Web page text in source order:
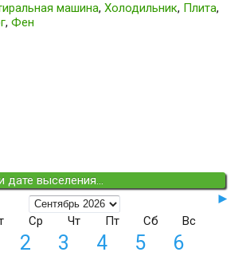
машина, Холодильник, Плита,
, Фен
дате выселения...
Ср Чт Пт Сб Вс
2 3 4 5 6
►